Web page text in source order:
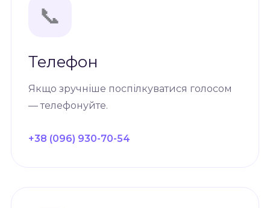
📞
Телефон
Якщо зручніше поспілкуватися голосом
— телефонуйте.
+38 (096) 930-70-54